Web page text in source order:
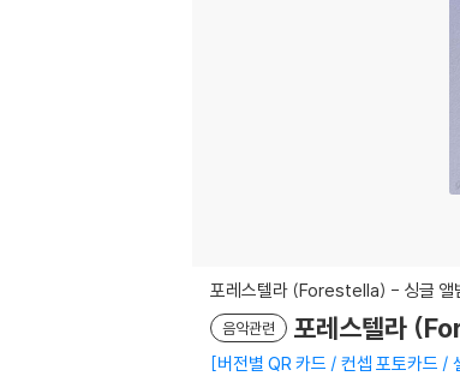
포레스텔라 (Forestella) - 싱글
음악관련 포레스텔라
버전별 QR 카드 / 컨셉 포토카드 /